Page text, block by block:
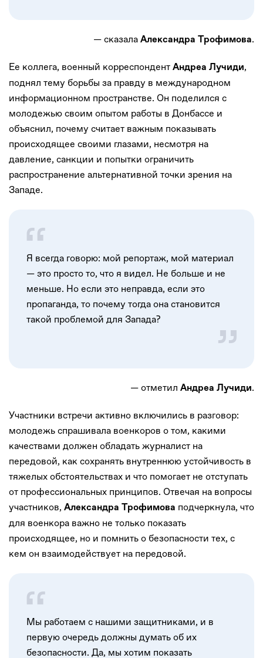
— сказала Александра Трофимова.
Ее коллега, военный корреспондент Андреа Лучиди,
поднял тему борьбы за правду в международном
информационном пространстве. Он поделился с
молодежью своим опытом работы в Донбассе и
объяснил, почему считает важным показывать
происходящее своими глазами, несмотря на
давление, санкции и попытки ограничить
распространение альтернативной точки зрения на
Западе.
Я всегда говорю: мой репортаж, мой материал
— это просто то, что я видел. Не больше и не
меньше. Но если это неправда, если это
пропаганда, то почему тогда она становится
такой проблемой для Запада?
— отметил Андреа Лучиди.
Участники встречи активно включились в разговор:
молодежь спрашивала военкоров о том, какими
качествами должен обладать журналист на
передовой, как сохранять внутреннюю устойчивость в
тяжелых обстоятельствах и что помогает не отступать
от профессиональных принципов. Отвечая на вопросы
участников, Александра Трофимова подчеркнула, что
для военкора важно не только показать
происходящее, но и помнить о безопасности тех, с
кем он взаимодействует на передовой.
Мы работаем с нашими защитниками, и в
первую очередь должны думать об их
безопасности. Да, мы хотим показать